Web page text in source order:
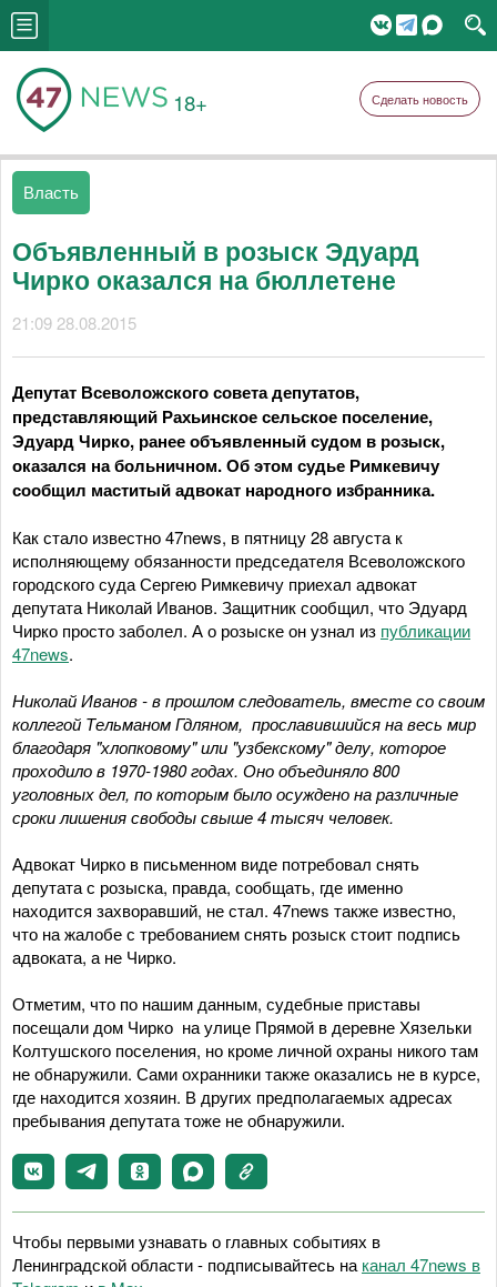
18+ Сделать новость
Власть
Объявленный в розыск Эдуард
Чирко оказался на бюллетене
21:09 28.08.2015
Депутат Всеволожского совета депутатов,
представляющий Рахьинское сельское поселение,
Эдуард Чирко, ранее объявленный судом в розыск,
оказался на больничном. Об этом судье Римкевичу
сообщил маститый адвокат народного избранника.
Как стало известно 47news, в пятницу 28 августа к
исполняющему обязанности председателя Всеволожского
городского суда Сергею Римкевичу приехал адвокат
депутата Николай Иванов. Защитник сообщил, что Эдуард
Чирко просто заболел. А о розыске он узнал из публикации
47news.
Николай Иванов - в прошлом следователь, вместе со своим
коллегой Тельманом Гдляном, прославившийся на весь мир
благодаря "хлопковому" или "узбекскому" делу, которое
проходило в 1970-1980 годах. Оно объединяло 800
уголовных дел, по которым было осуждено на различные
сроки лишения свободы свыше 4 тысяч человек.
Адвокат Чирко в письменном виде потребовал снять
депутата с розыска, правда, сообщать, где именно
находится захворавший, не стал. 47news также известно,
что на жалобе с требованием снять розыск стоит подпись
адвоката, а не Чирко.
Отметим, что по нашим данным, судебные приставы
посещали дом Чирко на улице Прямой в деревне Хязельки
Колтушского поселения, но кроме личной охраны никого там
не обнаружили. Сами охранники также оказались не в курсе,
где находится хозяин. В других предполагаемых адресах
пребывания депутата тоже не обнаружили.
Чтобы первыми узнавать о главных событиях в
Ленинградской области - подписывайтесь на канал 47news в